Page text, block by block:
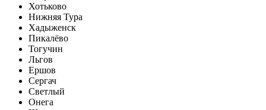
Хотьково
Нижняя Тура
Хадыженск
Пикалёво
Тогучин
Льгов
Ершов
Сергач
Светлый
Онега